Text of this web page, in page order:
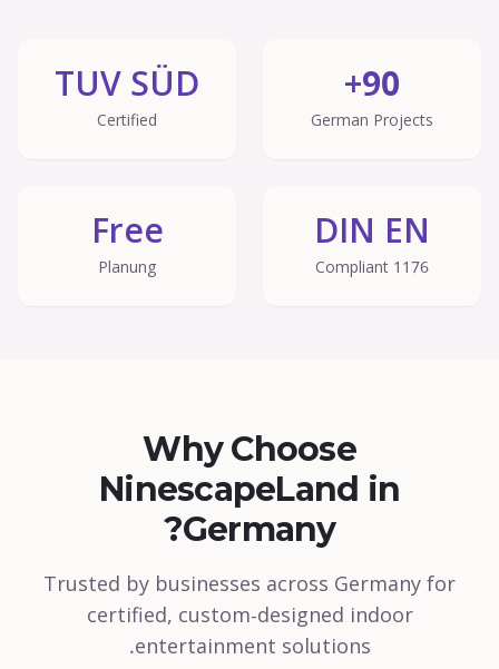
90+
German Projects
TUV SÜD
Certified
DIN EN
1176 Compliant
Free
Planung
Why Choose
NinescapeLand in
Germany?
Trusted by businesses across Germany for
certified, custom-designed indoor
entertainment solutions.